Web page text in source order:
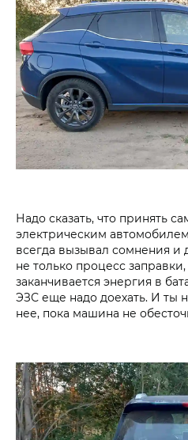
Надо сказать, что принять
электрическим
всегда вызывал сомнения и
не только процесс
заканчивается энергия в
ЭЗС еще надо доехать. И ты
нее, пока машина не